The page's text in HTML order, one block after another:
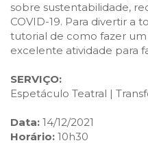
sobre sustentabilidade,
COVID-19. Para divertir a
tutorial de como fazer
excelente atividade para
SERVIÇO:
Espetáculo Teatral |
Data: 14/12/2021
Horário: 10h30